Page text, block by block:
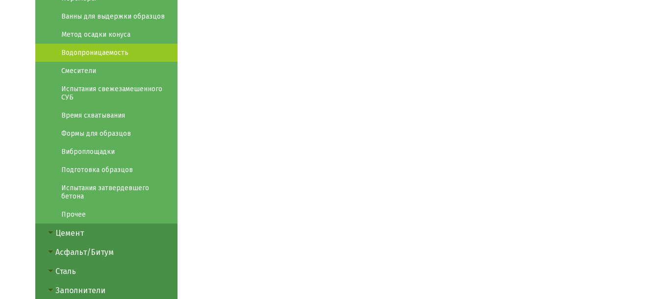
Ванны для выдержки образцов
Метод осадки конуса
Водопроницаемость
Смесители
Испытания свежезамешенного
СУБ
Время схватывания
Формы для образцов
Виброплощадки
Подготовка образцов
Испытания затвердевшего
бетона
Прочее
Цемент
Асфальт/Битум
Сталь
Заполнители